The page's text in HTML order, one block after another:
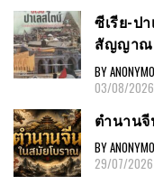
ซีเรีย-ป
สัญญาณ
BY
03/08/2026
ตำนาน
BY
29/07/2026